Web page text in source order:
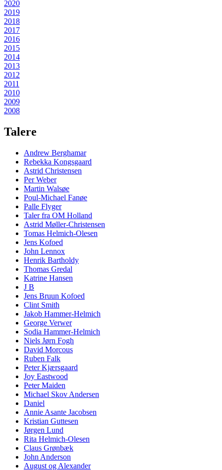
2020
2019
2018
2017
2016
2015
2014
2013
2012
2011
2010
2009
2008
Talere
Andrew Berghamar
Rebekka Kongsgaard
Astrid Christensen
Per Weber
Martin Walsøe
Poul-Michael Fanøe
Palle Flyger
Taler fra OM Holland
Astrid Møller-Christensen
Tomas Helmich-Olesen
Jens Kofoed
John Lennox
Henrik Bartholdy
Thomas Gredal
Katrine Hansen
J B
Jens Bruun Kofoed
Clint Smith
Jakob Hammer-Helmich
George Verwer
Sodia Hammer-Helmich
Niels Jørn Fogh
David Morcous
Ruben Falk
Peter Kjærsgaard
Joy Eastwood
Peter Maiden
Michael Skov Andersen
Daniel
Annie Asante Jacobsen
Kristian Guttesen
Jørgen Lund
Rita Helmich-Olesen
Claus Grønbæk
John Anderson
August og Alexander